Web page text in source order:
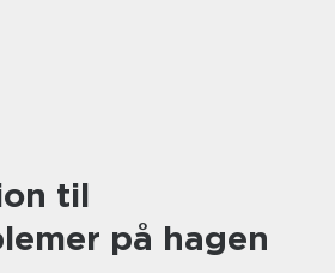
til
på hagen